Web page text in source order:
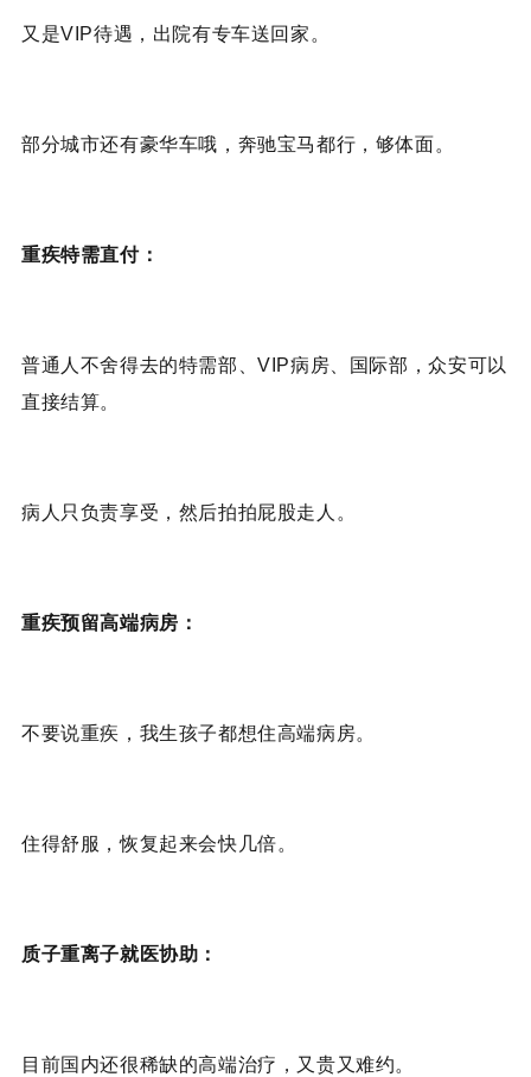
又是VIP待遇，出院有专车送回家。
部分城市还有豪华车哦，奔驰宝马都行，够体面。
重疾特需直付：
普通人不舍得去的特需部、VIP病房、国际部，众安可以
直接结算。
病人只负责享受，然后拍拍屁股走人。
重疾预留高端病房：
不要说重疾，我生孩子都想住高端病房。
住得舒服，恢复起来会快几倍。
质子重离子就医协助：
目前国内还很稀缺的高端治疗，又贵又难约。